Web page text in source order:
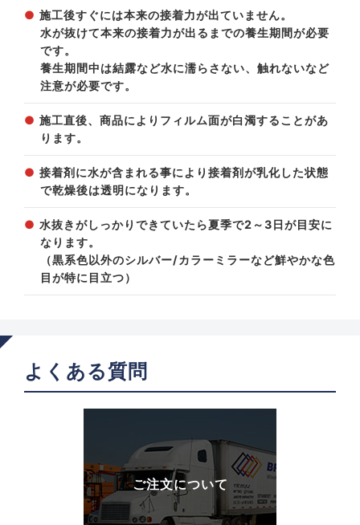
施工後すぐには本来の接着力が出ていません。
水が抜けて本来の接着力が出るまでの養生期間が必要
です。
養生期間中は結露など水に濡らさない、触れないなど
注意が必要です。
施工直後、商品によりフィルム面が白濁することがあ
ります。
接着剤に水が含まれる事により接着剤が乳化した状態
で乾燥後は透明になります。
水抜きがしっかりできていたら夏季で2～3日が目安に
なります。
（黒系色以外のシルバー/カラーミラーなど鮮やかな色
目が特に目立つ）
よくある質問